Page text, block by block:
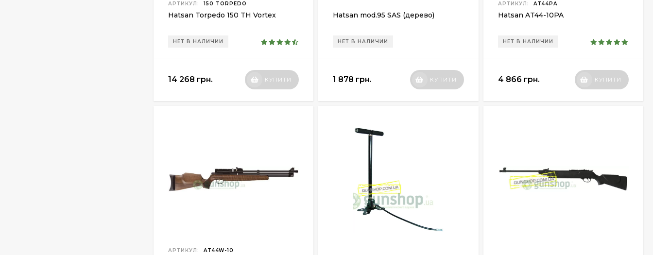
АРТИКУЛ: 150 TORPEDO
Hatsan Torpedo 150 TH Vortex
НЕТ В НАЛИЧИИ
14 268 грн. КУПИТИ
Hatsan mod.95 SAS (дерево)
НЕТ В НАЛИЧИИ
1 878 грн. КУПИТИ
АРТИКУЛ: AT44PA
Hatsan AT44-10PA
НЕТ В НАЛИЧИИ
4 866 грн. КУПИТИ
АРТИКУЛ: AT44W-10